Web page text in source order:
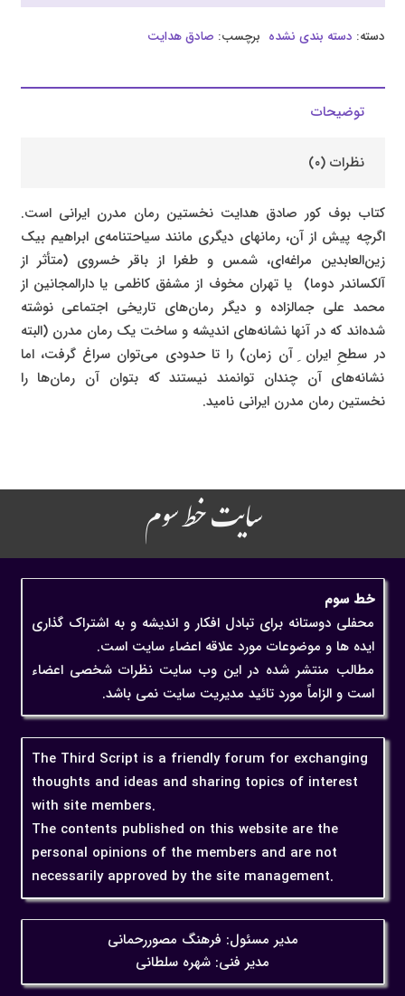
دسته: دسته بندی نشده برچسب: صادق هدایت
توضیحات
نظرات (۰)
کتاب بوف کور صادق هدایت نخستین رمان مدرن ایرانی است.
اگرچه پیش از آن، رمانهای دیگری مانند سیاحتنامه‌ی ابراهیم بیک
زین‌العابدین مراغه‌ای، شمس و طغرا از باقر خسروی (متأثر از
آلکساندر دوما) یا تهران مخوف از مشفق کاظمی یا دارالمجانین از
محمد علی جمالزاده و دیگر رمان‌های تاریخی اجتماعی نوشته
شده‌اند که در آنها نشانه‌های اندیشه و ساخت یک رمان مدرن (البته
در سطحِ ایران ِ آن زمان) را تا حدودی می‌توان سراغ گرفت، اما
نشانه‌های آن چندان توانمند نیستند که بتوان آن رمان‌ها را
نخستین رمان مدرن ایرانی نامید.
سایت خط سوم
خط سوم
محفلی دوستانه برای تبادل افکار و اندیشه و به اشتراک گذاری
ایده ها و موضوعات مورد علاقه اعضاء سایت است.
مطالب منتشر شده در این وب سایت نظرات شخصی اعضاء
است و الزاماً مورد تائید مدیریت سایت نمی باشد.
The Third Script is a friendly forum for exchanging
thoughts and ideas and sharing topics of interest
with site members.
The contents published on this website are the
personal opinions of the members and are not
necessarily approved by the site management.
مدیر مسئول: فرهنگ مصوررحمانی
مدیر فنی: شهره سلطانی